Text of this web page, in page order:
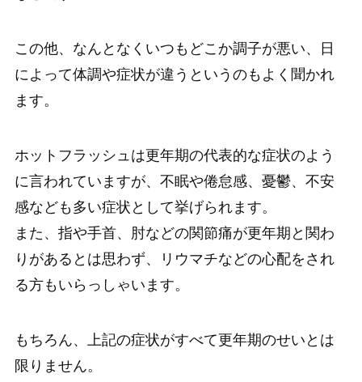
この他、なんとなくいつもどこか調子が悪い、日
によって体調や症状が違うというのもよく聞かれ
ます。
ホットフラッシュは更年期の代表的な症状のよう
に言われていますが、不眠や倦怠感、憂鬱、不安
感なども多い症状として挙げられます。
また、指や手首、肘などの関節痛が更年期と関わ
りがあるとは思わず、リウマチなどの心配をされ
る方もいらっしゃいます。
もちろん、上記の症状がすべて更年期のせいとは
限りません。